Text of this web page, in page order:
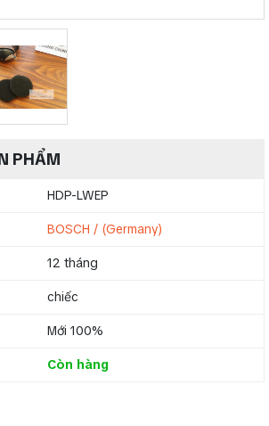
PHẨM
HDP-LWEP
BOSCH / (Germany)
12 tháng
chiếc
Mới 100%
Còn hàng